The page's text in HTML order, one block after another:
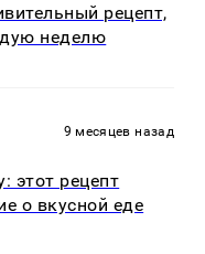
рецепт,
неделю
9 месяцев назад
этот рецепт
о вкусной еде